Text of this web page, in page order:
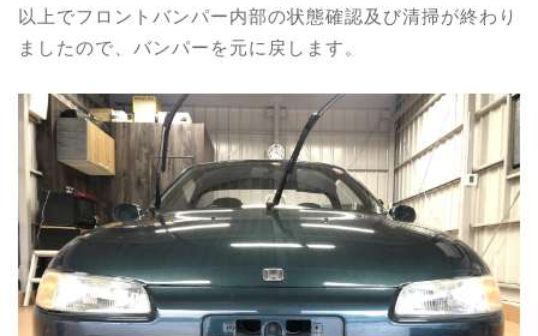
以上でフロントバンパー内部の状態確認及び清掃が終わり
ましたので、バンパーを元に戻します。